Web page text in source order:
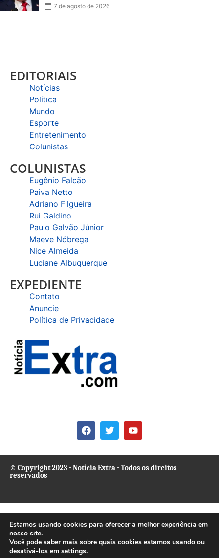
7 de agosto de 2026
EDITORIAIS
Notícias
Política
Mundo
Esporte
Entretenimento
Colunistas
COLUNISTAS
Eugênio Falcão
Paiva Netto
Adriano Filgueira
Rui Galdino
Paulo Galvão Júnior
Maeve Nóbrega
Nice Almeida
Luciane Albuquerque
EXPEDIENTE
Contato
Anuncie
Política de Privacidade
© Copyright 2023 - Notícia Extra - Todos os direitos
reservados
Estamos usando cookies para oferecer a melhor experiência em
nosso site.
Você pode saber mais sobre quais cookies estamos usando ou
desativá-los em settings.